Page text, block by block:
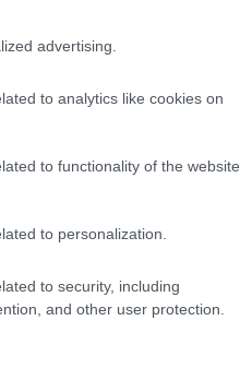
advertising.
to analytics like cookies on
to functionality of the website
to personalization.
to security, including
and other user protection.